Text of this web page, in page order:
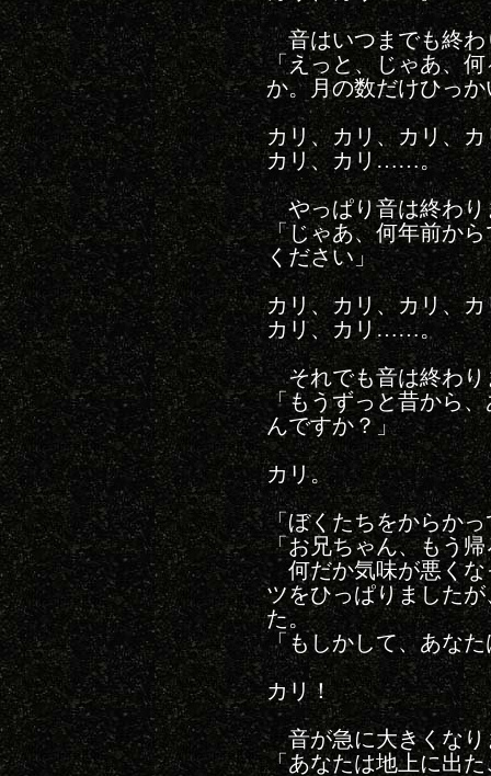
音はいつまでも終わ
「えっと、じゃあ、
か。月の数だけひっ
カリ、カリ、カリ、
カリ、カリ……。
やっぱり音は終わり
「じゃあ、何年前か
ください」
カリ、カリ、カリ、
カリ、カリ……。
それでも音は終わり
「もうずっと昔から
んですか？」
カリ。
「ぼくたちをからか
「お兄ちゃん、もう
何だか気味が悪くな
ツをひっぱりました
た。
「もしかして、あな
カリ！
音が急に大きくなり
「あなたは地上に出